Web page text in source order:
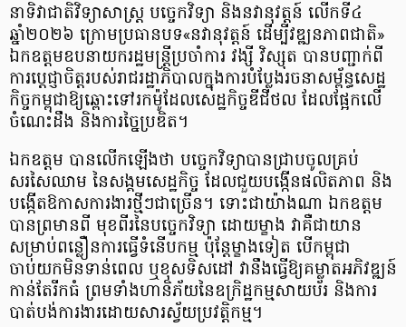
នាទិវាជាតិវិទ្យាសាស្ត្រ បច្ចេកវិទ្យា និងនវានុវត្តន៍ លើកទី៤
ឆ្នាំ២០២៦ ក្រោមប្រធានបទ«នវានុវត្តន៍ ដើម្បីវឌ្ឍនភាពជាតិ»
ឯកឧត្តមឧបនាយករដ្ឋមន្ត្រីប្រចាំការ វង្សី វិស្សុត បានបញ្ជាក់ពី
ការប្តេជ្ញាចិត្តរបស់រាជរដ្ឋាភិបាលក្នុងការបំប្លែងរចនាសម្ព័ន្ធសេដ្ឋ
កិច្ចកម្ពុជាឱ្យឆ្ពោះទៅរកម៉ូដែលសេដ្ឋកិច្ចឌីជីថល ដែលផ្អែកលើ
ចំណេះដឹង និងការច្នៃប្រឌិត។
ឯកឧត្តម បានលើកឡើងថា បច្ចេកវិទ្យាបានជ្រាបចូលគ្រប់
សរសៃឈាម នៃសង្គមសេដ្ឋកិច្ច ដែលជួយបង្កើនផលិតភាព និង
បង្កើតឱកាសការងារថ្មីៗជាច្រើន។ ទោះជាយ៉ាងណា ឯកឧត្តម
បានព្រមានពី មុខពីរនៃបច្ចេកវិទ្យា ដោយម្ខាង វាគឺជាយាន
សម្រាប់ពន្លឿនការធ្វើទំនើបកម្ម ប៉ុន្តែម្ខាងទៀត បើកម្ពុជា
ចាប់យកមិនទាន់ពេល ឬខុសទិសដៅ វានឹងធ្វើឱ្យគម្លាតអភិវឌ្ឍន៍
កាន់តែរីកធំ ព្រមទាំងហានិភ័យនៃឧក្រិដ្ឋកម្មសាយប័រ និងការ
បាត់បង់ការងារដោយសារស្វ័យប្រវត្តិកម្ម។